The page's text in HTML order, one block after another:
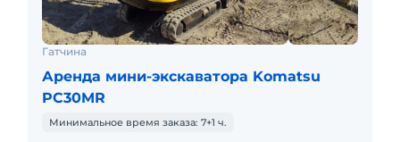
Гатчина
Аренда мини-экскаватора Komatsu
PC30MR
Минимальное время заказа: 7+1 ч.